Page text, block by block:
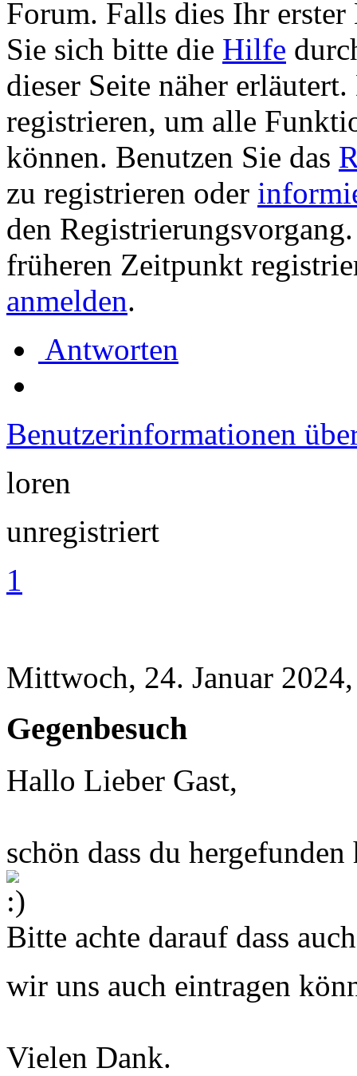
Forum. Falls dies Ihr erster
Sie sich bitte die Hilfe
dieser Seite näher
registrieren, um alle
können. Benutzen Sie das
zu registrieren oder
den
früheren Zeitpunkt
anmelden.
Antworten
Benutzerinformationen
loren
unregistriert
1
Mittwoch, 24. Januar
Gegenbesuch
Hallo Lieber Gast,
schön dass du
Bitte achte darauf dass
wir uns auch eintragen
Vielen Dank.